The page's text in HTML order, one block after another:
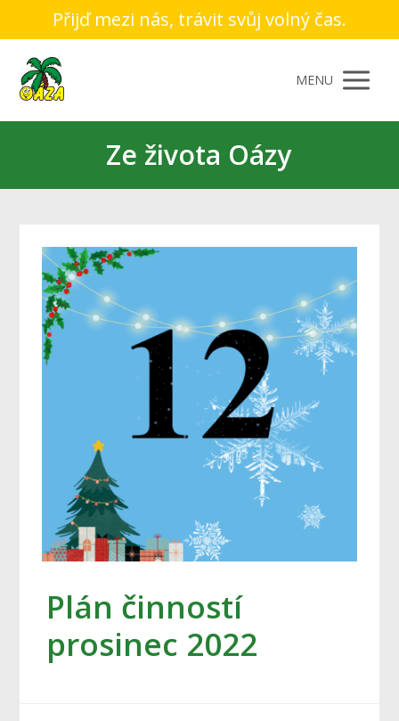
Přijď mezi nás, trávit svůj volný čas.
MENU
Ze života Oázy
Plán činností
prosinec 2022